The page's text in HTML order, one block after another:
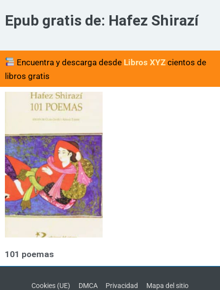
Epub gratis de: Hafez Shirazí
Encuentra y descarga desde Libros XYZcientos de
libros gratis
101 poemas
Cookies (UE) DMCA Privacidad Mapa del sitio